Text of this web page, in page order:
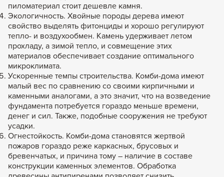
пиломатериал стоит дешевле камня.
Экологичность. Хвойные породы дерева имеют
свойство выделять фитонциды и хорошо регулируют
тепло- и воздухообмен. Камень удерживает летом
прохладу, а зимой тепло, и совмещение этих
материалов обеспечивает создание оптимального
микроклимата.
Ускоренные темпы строительства. Комби-дома имеют
малый вес по сравнению со своими кирпичными и
каменными аналогами, а это значит, что на возведение
фундамента потребуется гораздо меньше времени,
денег и сил. Также, подобные сооружения не требуют
усадки.
Огнестойкость. Комби-дома становятся жертвой
пожаров гораздо реже каркасных, брусовых и
бревенчатых, и причина тому – наличие в составе
конструкции каменных элементов. Обработка